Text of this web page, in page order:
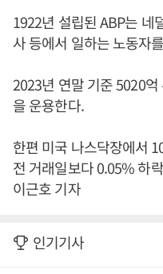
1922년 설립된 ABP는 네
사 등에서 일하는 노동자
2023년 연말 기준 5020
을 운용한다.
한편 미국 나스닥장에서
전 거래일보다 0.05% 하
이근호 기자
인기기사